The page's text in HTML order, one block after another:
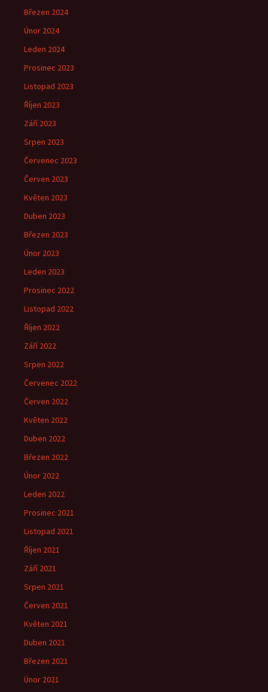
Březen 2024
Únor 2024
Leden 2024
Prosinec 2023
Listopad 2023
Říjen 2023
Září 2023
Srpen 2023
Červenec 2023
Červen 2023
Květen 2023
Duben 2023
Březen 2023
Únor 2023
Leden 2023
Prosinec 2022
Listopad 2022
Říjen 2022
Září 2022
Srpen 2022
Červenec 2022
Červen 2022
Květen 2022
Duben 2022
Březen 2022
Únor 2022
Leden 2022
Prosinec 2021
Listopad 2021
Říjen 2021
Září 2021
Srpen 2021
Červen 2021
Květen 2021
Duben 2021
Březen 2021
Únor 2021